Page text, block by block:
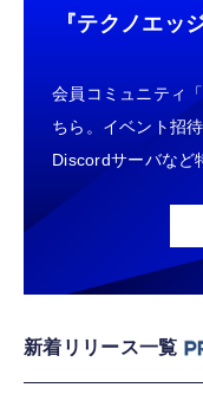
『テクノエッ
会員コミュニティ
ちら。イベント招
Discordサーバなど
新着リリース一覧